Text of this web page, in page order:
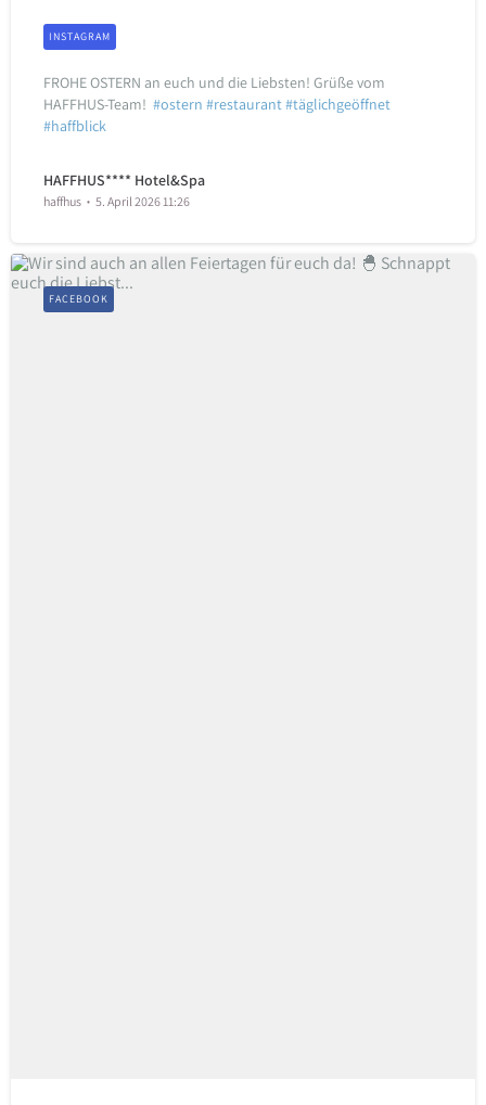
FROHE OSTERN an euch und die Liebsten! Grüße vom
HAFFHUS-Team! ️ #ostern #restaurant#täglichgeöffnet
#haffblick
HAFFHUS**** Hotel&Spa
haffhus 5. April 2026 11:26
INSTAGRAM
FACEBOOK